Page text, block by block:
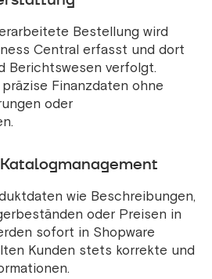
Bestellung wird
Central erfasst und dort
Berichtswesen verfolgt.
Finanzdaten ohne
oder
wie Beschreibungen,
oder Preisen in
sofort in Shopware
Kunden stets korrekte und